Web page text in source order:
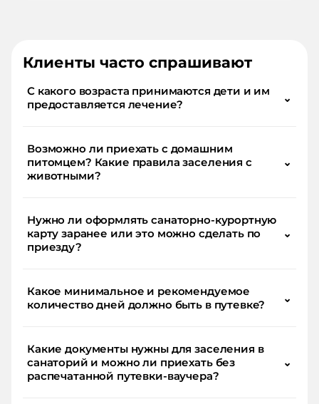
Клиенты часто спрашивают
С какого возраста принимаются дети и им
предоставляется лечение?
⌄
Возможно ли приехать с домашним
питомцем? Какие правила заселения с
животными?
⌄
Нужно ли оформлять санаторно-курортную
карту заранее или это можно сделать по
приезду?
⌄
Какое минимальное и рекомендуемое
количество дней должно быть в путевке?
⌄
Какие документы нужны для заселения в
санаторий и можно ли приехать без
распечатанной путевки-ваучера?
⌄